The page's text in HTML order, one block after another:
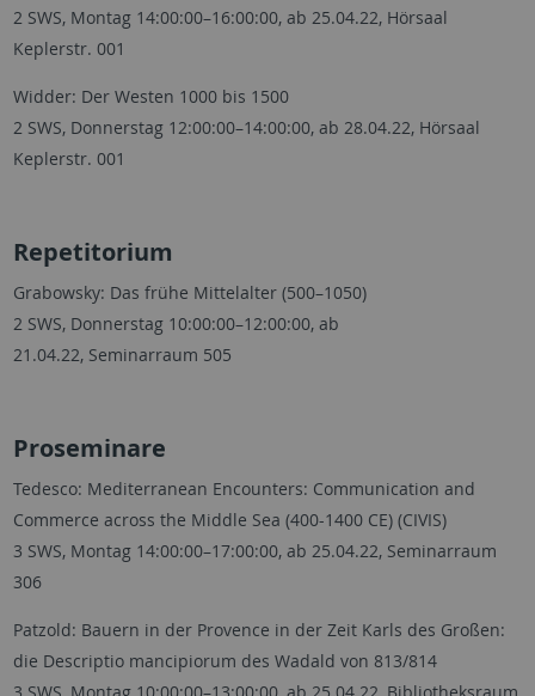
2 SWS, Montag 14:00:00–16:00:00, ab 25.04.22, Hörsaal
Keplerstr. 001
Widder: Der Westen 1000 bis 1500
2 SWS, Donnerstag 12:00:00–14:00:00, ab 28.04.22, Hörsaal
Keplerstr. 001
Repetitorium
Grabowsky: Das frühe Mittelalter (500–1050)
2 SWS, Donnerstag 10:00:00–12:00:00, ab
21.04.22, Seminarraum 505
Proseminare
Tedesco: Mediterranean Encounters: Communication and
Commerce across the Middle Sea (400-1400 CE) (CIVIS)
3 SWS, Montag 14:00:00–17:00:00, ab 25.04.22, Seminarraum
306
Patzold: Bauern in der Provence in der Zeit Karls des Großen:
die Descriptio mancipiorum des Wadald von 813/814